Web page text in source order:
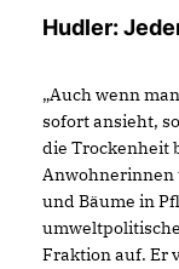
Hudler:
Auch wenn
sofort ansieht,
die Trockenheit
Anwohnerinnen
und Bäume in
Fraktion auf. Er